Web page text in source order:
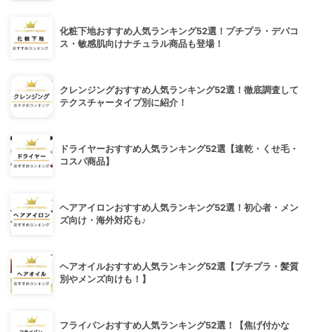
化粧下地おすすめ人気ランキング52選！プチプラ・デパコ
ス・敏感肌向けナチュラル商品も登場！
クレンジングおすすめ人気ランキング52選！徹底調査して
テクスチャータイプ別に紹介！
ドライヤーおすすめ人気ランキング52選【速乾・くせ毛・
コスパ商品】
ヘアアイロンおすすめ人気ランキング52選！初心者・メン
ズ向け・海外対応も♪
ヘアオイルおすすめ人気ランキング52選【プチプラ・髪質
別やメンズ向けも！】
フライパンおすすめ人気ランキング52選！【焦げ付かな